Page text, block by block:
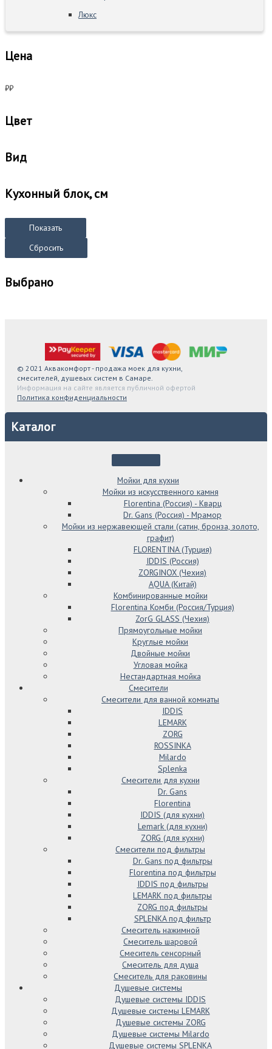
Люкс
Цена
₽₽
Цвет
Вид
Кухонный блок, см
Показать
Сбросить
Выбрано
© 2021 Аквакомфорт - продажа моек для кухни,
смесителей, душевых систем в Самаре.
Информация на сайте является публичной офертой
Политика конфиденциальности
Каталог
Мойки для кухни
Мойки из искусственного камня
Florentina (Россия) - Кварц
Dr. Gans (Россия) - Мрамор
Мойки из нержавеющей стали (сатин, бронза, золото,
графит)
FLORENTINA (Турция)
IDDIS (Россия)
ZORGINOX (Чехия)
AQUA (Китай)
Комбинированные мойки
Florentina Комби (Россия/Турция)
ZorG GLASS (Чехия)
Прямоугольные мойки
Круглые мойки
Двойные мойки
Угловая мойка
Нестандартная мойка
Смесители
Смесители для ванной комнаты
IDDIS
LEMARK
ZORG
ROSSINKA
Milardo
Splenka
Смесители для кухни
Dr. Gans
Florentina
IDDIS (для кухни)
Lemark (для кухни)
ZORG (для кухни)
Смесители под фильтры
Dr. Gans под фильтры
Florentina под фильтры
IDDIS под фильтры
LEMARK под фильтры
ZORG под фильтры
SPLENKA под фильтр
Смеситель нажимной
Смеситель шаровой
Смеситель сенсорный
Смеситель для душа
Смеситель для раковины
Душевые системы
Душевые системы IDDIS
Душевые системы LEMARK
Душевые системы ZORG
Душевые системы Milardo
Душевые системы SPLENKA